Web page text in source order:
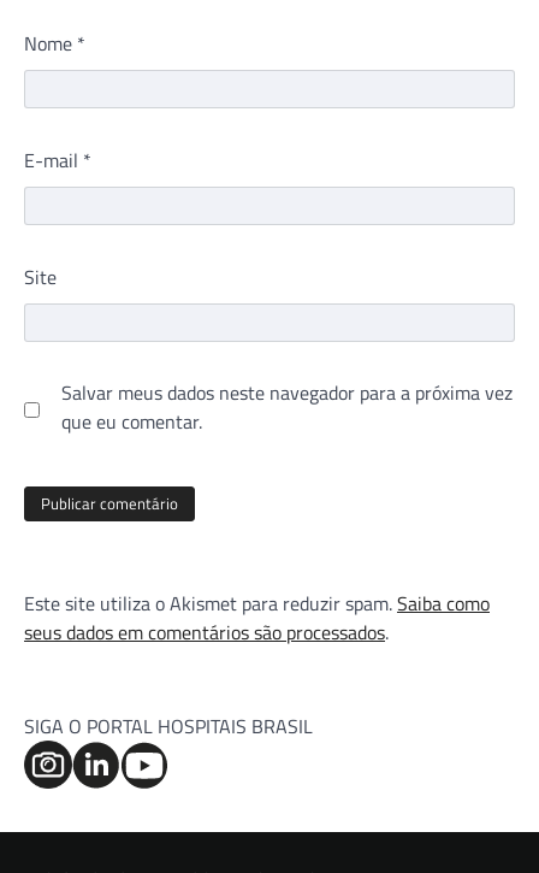
Nome *
E-mail *
Site
Salvar meus dados neste navegador para a próxima vez
que eu comentar.
Este site utiliza o Akismet para reduzir spam.Saiba como
seus dados em comentários são processados.
SIGA O PORTAL HOSPITAIS BRASIL